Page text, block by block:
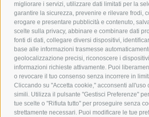
migliorare i servizi, utilizzare dati limitati per la
garantire la sicurezza, prevenire e rilevare frodi,
erogare e presentare pubblicità e contenuto,
scelte sulla privacy, abbinare e combinare dati
fonti di dati, collegare diversi dispositivi,
base alle informazioni trasmesse
geolocalizzazione precisi, riconoscere i
informazioni richieste attivamente. Puoi
o revocare il tuo consenso senza incorrere in
Cliccando su "Accetta cookie," acconsenti all'uso
simili. Utilizza il pulsante "Gestisci Preferenze"
tue scelte o "Rifiuta tutto" per proseguire senza
strettamente necessari. Puoi modificare le tue
AZIENDA
CHI SIAMO
MARCHI TRATTATI
CONDOMINI